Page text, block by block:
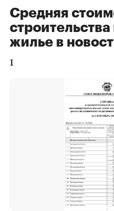
Средняя
жилье в
1